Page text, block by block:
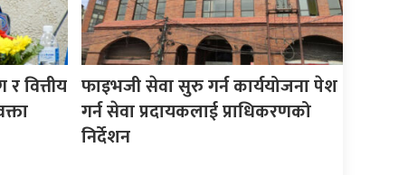
वित्तीय फाइभजी सेवा सुरु गर्न कार्ययोजना पेश
गर्न सेवा प्रदायकलाई प्राधिकरणको
निर्देशन